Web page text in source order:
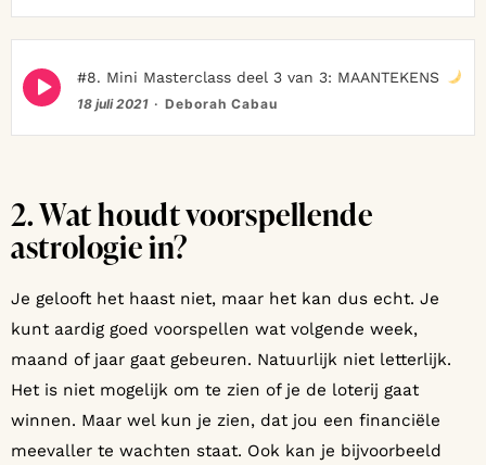
Episode
play
#8. Mini Masterclass deel 3 van 3: MAANTEKENS
18 juli 2021 Deborah Cabau
2. Wat houdt voorspellende
astrologie in?
Je gelooft het haast niet, maar het kan dus echt. Je
kunt aardig goed voorspellen wat volgende week,
maand of jaar gaat gebeuren. Natuurlijk niet letterlijk.
Het is niet mogelijk om te zien of je de loterij gaat
winnen. Maar wel kun je zien, dat jou een financiële
meevaller te wachten staat. Ook kan je bijvoorbeeld